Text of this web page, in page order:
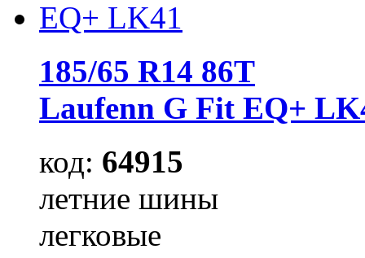
185/65 R14 86T
Laufenn G Fit EQ+
код: 64915
летние шины
легковые